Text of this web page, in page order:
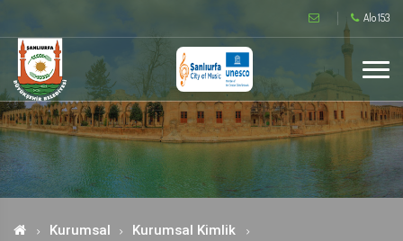
Alo 153
Kurumsal
Kurumsal Kimlik